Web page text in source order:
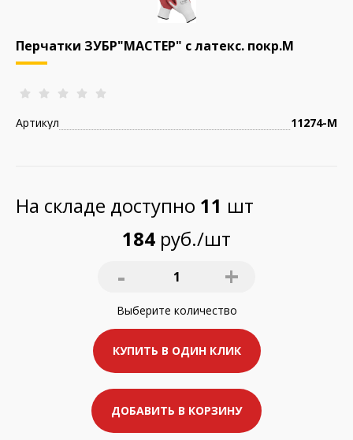
Перчатки ЗУБР"МАСТЕР" с латекс. покр.М
Артикул 11274-М
На складе доступно 11 шт
184 руб./шт
- 1 +
Выберите количество
КУПИТЬ В ОДИН КЛИК
ДОБАВИТЬ В КОРЗИНУ